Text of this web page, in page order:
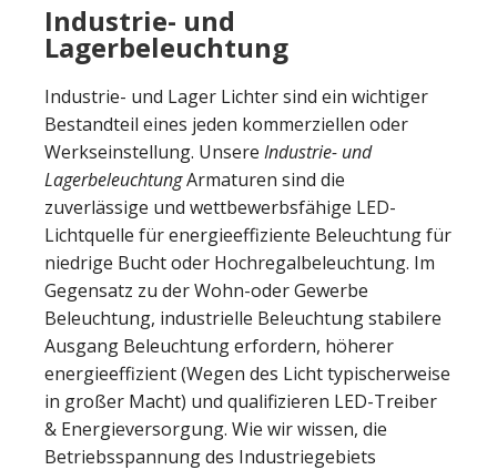
Industrie- und
Lagerbeleuchtung
Industrie- und Lager Lichter sind ein wichtiger
Bestandteil eines jeden kommerziellen oder
Werkseinstellung. Unsere Industrie- und
LagerbeleuchtungArmaturen sind die
zuverlässige und wettbewerbsfähige LED-
Lichtquelle für energieeffiziente Beleuchtung für
niedrige Bucht oder Hochregalbeleuchtung. Im
Gegensatz zu der Wohn-oder Gewerbe
Beleuchtung, industrielle Beleuchtung stabilere
Ausgang Beleuchtung erfordern, höherer
energieeffizient (Wegen des Licht typischerweise
in großer Macht) und qualifizieren LED-Treiber
& Energieversorgung. Wie wir wissen, die
Betriebsspannung des Industriegebiets